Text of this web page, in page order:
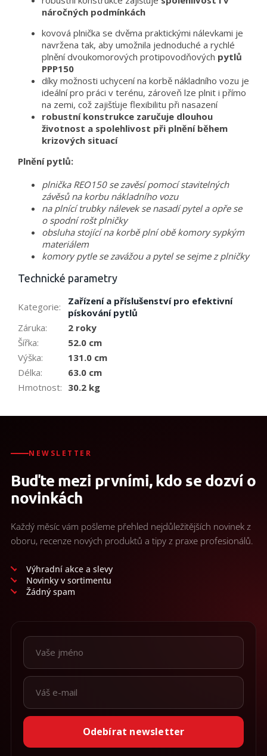
náročných podmínkách
kovová plnička se dvěma praktickými nálevkami je
navržena tak, aby umožnila jednoduché a rychlé
plnění dvoukomorových protipovodňových pytlů
PPP150
díky možnosti uchycení na korbě nákladního vozu je
ideální pro práci v terénu, zároveň lze plnit i přímo
na zemi, což zajišťuje flexibilitu při nasazení
robustní konstrukce zaručuje dlouhou
životnost a spolehlivost při plnění během
krizových situací
Plnění pytlů:
plnička REO150 se zavěsí pomocí stavitelných
závěsů na korbu nákladního vozu
na plnící trubky nálevek se nasadí pytel a opře se
o spodní rošt plničky
obsluha stojící na korbě plní obě komory sypkým
materiálem
komory pytle se zavážou a pytel se sejme z plničky
Technické parametry
Kategorie:
Zařízení a příslušenství pro efektivní
pískování pytlů
Záruka:
2 roky
Šířka:
52.0 cm
Výška:
131.0 cm
Délka:
63.0 cm
Hmotnost: 30.2 kg
NEWSLETTER
Buďte mezi prvními, kdo se dozví o
novinkách
Každý měsíc vám pošleme přehled nejdůležitějších novinek z
oboru, recenze nových produktů a tipy z praxe profesionálů.
Výhradní akce a slevy
Novinky v sortimentu
Žádný spam
Odebírat newsletter